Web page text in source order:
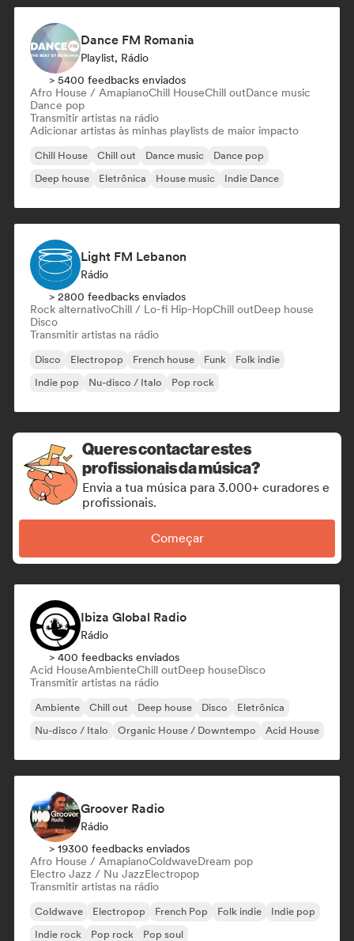
Dance FM Romania
Playlist, Rádio
> 5400 feedbacks enviados
Afro House / AmapianoChill HouseChill outDance music
Dance pop
Transmitir artistas na rádio
Adicionar artistas às minhas playlists de maior impacto
Chill House Chill out Dance music
Dance pop
Deep house
Eletrônica House music Indie Dance
Light FM Lebanon
Rádio
> 2800 feedbacks enviados
Rock alternativoChill / Lo-fi Hip-HopChill outDeep house
Disco
Transmitir artistas na rádio
Disco Electropop French house Funk
Folk indie
Indie pop
Nu-disco / Italo Pop rock
Queres contactar estes
profissionais da música?
Envia a tua música para 3.000+ curadores e
profissionais.
Começar
Ibiza Global Radio
Rádio
> 400 feedbacks enviados
Acid HouseAmbienteChill outDeep houseDisco
Transmitir artistas na rádio
Ambiente Chill out Deep house Disco
Eletrônica
Nu-disco / Italo
Organic House / Downtempo Acid House
Groover Radio
Rádio
> 19300 feedbacks enviados
Afro House / AmapianoColdwaveDream pop
Electro Jazz / Nu JazzElectropop
Transmitir artistas na rádio
Coldwave Electropop French Pop Folk indie
Indie pop
Indie rock
Pop rock Pop soul